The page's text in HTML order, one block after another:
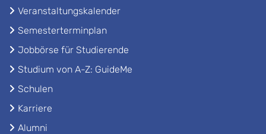
Veranstaltungskalender
Semesterterminplan
Jobbörse für Studierende
Studium von A-Z: GuideMe
Schulen
Karriere
Alumni